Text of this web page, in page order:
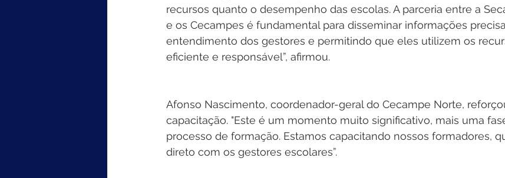
recursos quanto o desempenho das escolas. A parceria entre a
e os Cecampes é fundamental para disseminar informações
entendimento dos gestores e permitindo que eles utilizem os
eficiente e responsável”, afirmou.
Afonso Nascimento, coordenador-geral do Cecampe Norte,
capacitação. "Este é um momento muito significativo, mais uma
processo de formação. Estamos capacitando nossos formadores,
direto com os gestores escolares”.